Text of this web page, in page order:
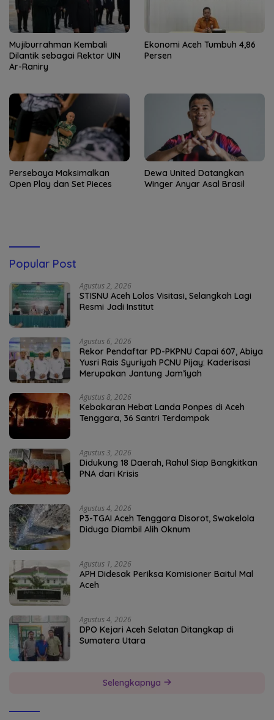
Mujiburrahman Kembali
Dilantik sebagai Rektor UIN
Ar-Raniry
Ekonomi Aceh Tumbuh 4,86
Persen
Persebaya Maksimalkan
Open Play dan Set Pieces
Dewa United Datangkan
Winger Anyar Asal Brasil
Popular Post
Agustus 2, 2026
STISNU Aceh Lolos Visitasi, Selangkah Lagi
Resmi Jadi Institut
Agustus 6, 2026
Rekor Pendaftar PD-PKPNU Capai 607, Abiya
Yusri Rais Syuriyah PCNU Pijay: Kaderisasi
Merupakan Jantung Jam’iyah
Agustus 8, 2026
Kebakaran Hebat Landa Ponpes di Aceh
Tenggara, 36 Santri Terdampak
Agustus 3, 2026
Didukung 18 Daerah, Rahul Siap Bangkitkan
PNA dari Krisis
Agustus 4, 2026
P3-TGAI Aceh Tenggara Disorot, Swakelola
Diduga Diambil Alih Oknum
Agustus 1, 2026
APH Didesak Periksa Komisioner Baitul Mal
Aceh
Agustus 4, 2026
DPO Kejari Aceh Selatan Ditangkap di
Sumatera Utara
Selengkapnya